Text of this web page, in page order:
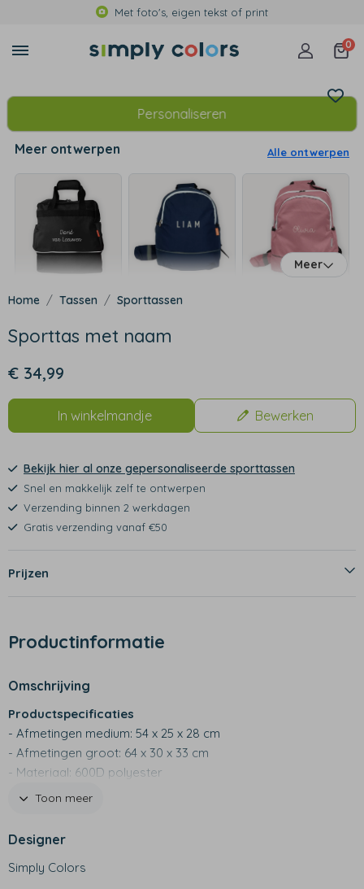
Met foto's, eigen tekst of print
0
Personaliseren
Meer ontwerpen Alle ontwerpen
Meer
Tassen Sporttassen
Sporttas met naam
€ 34,99
In winkelmandje Bewerken
Bekijk hier al onze gepersonaliseerde sporttassen
Snel en makkelijk zelf te ontwerpen
Verzending binnen 2 werkdagen
Gratis verzending vanaf €50
Prijzen
Productinformatie
Omschrijving
Productspecificaties
- Afmetingen medium: 54 x 25 x 28 cm
- Afmetingen groot: 64 x 30 x 33 cm
- Materiaal: 600D polyester
- Waterafstotend
- Met 2 extra afsluitbare vakken aan de buitenkant
- Binnenvak met rits voor geld of sleutels
- Niet geschikt voor wasmachine
Toon meer
Designer
Simply Colors